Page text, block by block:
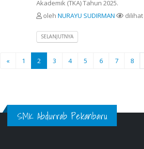
Akademik (TKA) Tahun 2025.
oleh NURAYU SUDIRMAN dilihat
SELANJUTNYA
« 1 2 3 4 5 6 7 8
SMK Abdurrab Pekanbaru